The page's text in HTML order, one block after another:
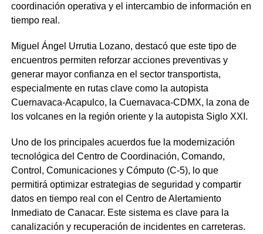
coordinación operativa y el intercambio de información en
tiempo real.
Miguel Ángel Urrutia Lozano, destacó que este tipo de
encuentros permiten reforzar acciones preventivas y
generar mayor confianza en el sector transportista,
especialmente en rutas clave como la autopista
Cuernavaca-Acapulco, la Cuernavaca-CDMX, la zona de
los volcanes en la región oriente y la autopista Siglo XXI.
Uno de los principales acuerdos fue la modernización
tecnológica del Centro de Coordinación, Comando,
Control, Comunicaciones y Cómputo (C-5), lo que
permitirá optimizar estrategias de seguridad y compartir
datos en tiempo real con el Centro de Alertamiento
Inmediato de Canacar. Este sistema es clave para la
canalización y recuperación de incidentes en carreteras.